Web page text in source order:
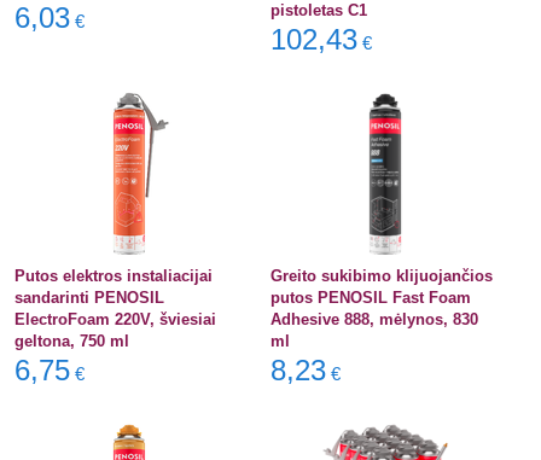
6,03 €
pistoletas C1
102,43 €
Putos elektros instaliacijai
sandarinti PENOSIL
ElectroFoam 220V, šviesiai
geltona, 750 ml
6,75 €
Greito sukibimo klijuojančios
putos PENOSIL Fast Foam
Adhesive 888, mėlynos, 830
ml
8,23 €